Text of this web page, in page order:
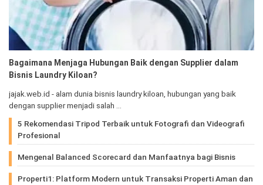
Bagaimana Menjaga Hubungan Baik dengan Supplier dalam
Bisnis Laundry Kiloan?
jajak.web.id - alam dunia bisnis laundry kiloan, hubungan yang baik
dengan supplier menjadi salah …
5 Rekomendasi Tripod Terbaik untuk Fotografi dan Videografi
Profesional
Mengenal Balanced Scorecard dan Manfaatnya bagi Bisnis
Properti1: Platform Modern untuk Transaksi Properti Aman dan